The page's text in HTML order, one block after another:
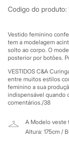
Marcas
Mindset
Sawary
Yessica
Moda esportiva
Acessórios
Blusas
Calçados
Leggings
Shorts e Bermudas
Moda íntima
Calcinhas
Codigo do produto:
Vestido feminino
tem a modelagem
solto ao corpo. O
posterior por botões.
VESTIDOS C&A
entre muitos estilos
feminino a sua
indispensável quando
comentários./38
A Modelo veste
Altura: 175cm /